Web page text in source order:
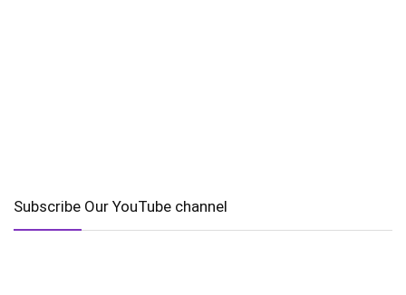
Subscribe Our YouTube channel